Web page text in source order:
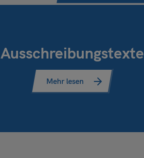
Ausschreibungstexte
Mehr lesen